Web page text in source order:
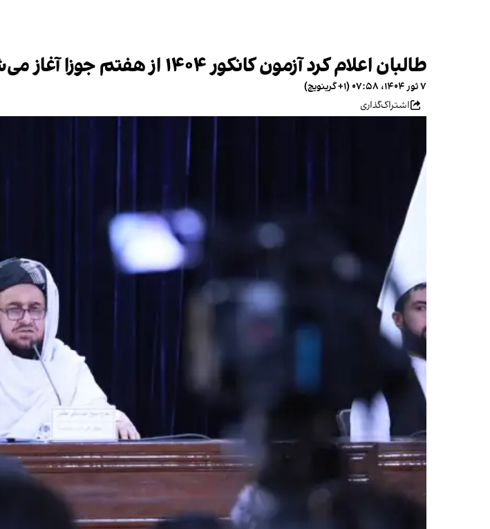
طالبان اعلام کرد آزمون کانکور ۱۴۰۴ از هفتم جوزا آغاز می‌شود
۷ ثور ۱۴۰۴، ۰۷:۵۸ (‎+۱ گرینویچ)
اشتراک‌گذاری